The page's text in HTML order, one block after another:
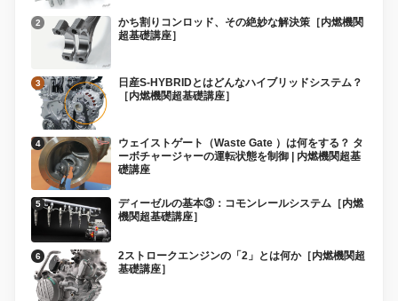
かち割りコンロッド、その絶妙な解決策［内燃機関
超基礎講座］
日産S-HYBRIDとはどんなハイブリッドシステム？
［内燃機関超基礎講座］
ウェイストゲート（Waste Gate ）は何をする？ タ
ーボチャージャーの運転状態を制御 | 内燃機関超基
礎講座
ディーゼルの基本③：コモンレールシステム［内燃
機関超基礎講座］
2ストロークエンジンの「2」とは何か［内燃機関超
基礎講座］